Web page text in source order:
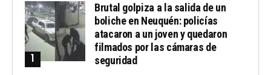
Brutal golpiza a la salida de un
boliche en Neuquén: policías
atacaron a un joven y quedaron
filmados por las cámaras de
seguridad